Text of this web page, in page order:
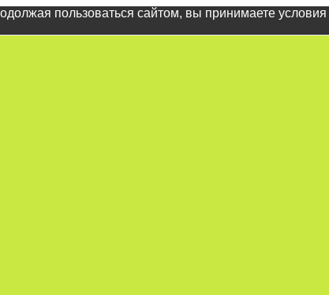
пользоваться сайтом, вы принимаете условия